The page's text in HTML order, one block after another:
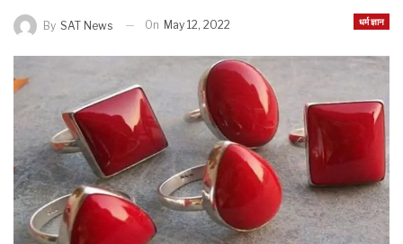
धर्म ज्ञान
By SAT News On May 12, 2022